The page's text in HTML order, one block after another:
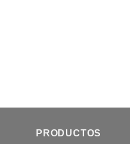
PRODUCTOS